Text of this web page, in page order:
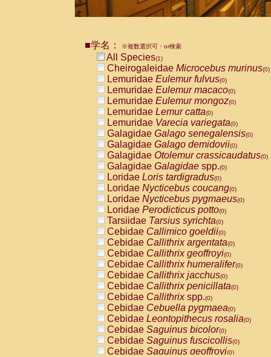
■学名： ※複数選択可・or検索
All Species(1)
Cheirogaleidae Microcebus murinus(0)
Lemuridae Eulemur fulvus(0)
Lemuridae Eulemur macaco(0)
Lemuridae Eulemur mongoz(0)
Lemuridae Lemur catta(0)
Lemuridae Varecia variegata(0)
Galagidae Galago senegalensis(0)
Galagidae Galago demidovii(0)
Galagidae Otolemur crassicaudatus(0)
Galagidae Galagidae spp.(0)
Loridae Loris tardigradus(0)
Loridae Nycticebus coucang(0)
Loridae Nycticebus pygmaeus(0)
Loridae Perodicticus potto(0)
Tarsiidae Tarsius syrichta(0)
Cebidae Callimico goeldii(0)
Cebidae Callithrix argentata(0)
Cebidae Callithrix geoffroyi(0)
Cebidae Callithrix humeralifer(0)
Cebidae Callithrix jacchus(0)
Cebidae Callithrix penicillata(0)
Cebidae Callithrixspp.(0)
Cebidae Cebuella pygmaea(0)
Cebidae Leontopithecus rosalia(0)
Cebidae Saguinus bicolor(0)
Cebidae Saguinus fuscicollis(0)
Cebidae Saguinus geoffroyi(0)